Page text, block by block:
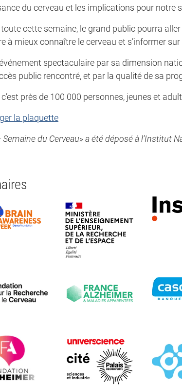
du cerveau et les implications pour notre
cette semaine, le grand public pourra
à mieux connaître le cerveau et s’informer
événement spectaculaire par sa dimension
public rencontré, et par la qualité de sa
c’est près de 100 000 personnes, jeunes et
la plaquette
Semaine du Cerveau» a été déposé à l’Institut